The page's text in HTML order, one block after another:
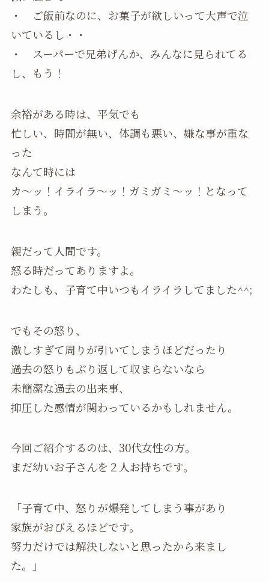
・ ご飯前なのに、お菓子が欲しいって大声で泣
いているし・・
・ スーパーで兄弟げんか、みんなに見られてる
し、もう！
余裕がある時は、平気でも
忙しい、時間が無い、体調も悪い、嫌な事が重な
った
なんて時には
カ～ッ！イライラ～ッ！ガミガミ～ッ！となって
しまう。
親だって人間です。
怒る時だってありますよ。
わたしも、子育て中いつもイライラしてました^^;
でもその怒り、
激しすぎて周りが引いてしまうほどだったり
過去の怒りもぶり返して収まらないなら
未簡潔な過去の出来事、
抑圧した感情が関わっているかもしれません。
今回ご紹介するのは、30代女性の方。
まだ幼いお子さんを２人お持ちです。
「子育て中、怒りが爆発してしまう事があり
家族がおびえるほどです。
努力だけでは解決しないと思ったから来まし
た。」